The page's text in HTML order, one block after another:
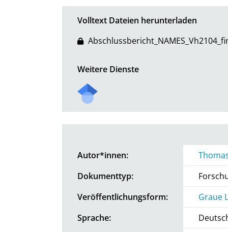
Volltext Dateien herunterladen
Weitere Dienste
Autor*innen:
Dokumenttyp:
Veröffentlichungsform:
Graue
Sprache: